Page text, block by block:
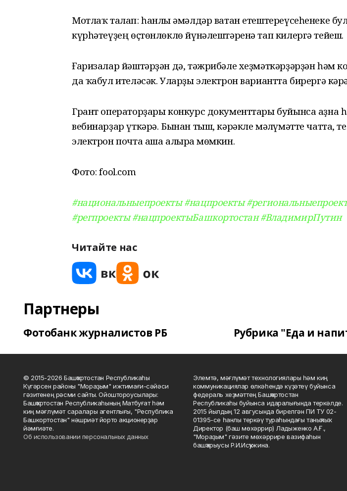
Мотлаҡ талап: һанлы ғәмәлдәр ватан етештереүсеһенеке
күрһәтеүҙең өҫтөнлөклө йүнәлештәренә тап килергә тейеш.
Ғаризалар йәштәрҙән дә, тәжрибәле хеҙмәткәрҙәрҙән һәм
да ҡабул ителәсәк. Уларҙы электрон вариантта бирергә
Грант операторҙары конкурс документтары буйынса аҙна
вебинарҙар үткәрә. Бынан тыш, кәрәкле мәғлүмәтте чатта,
электрон почта аша алырға мөмкин.
Фото: fool.com
#национальныепроекты #нацпроекты
#регпроекты #нацпроектыБашкортостан #ВладимирПутин
Читайте нас
Партнеры
Фотобанк журналистов РБ Рубрика "Еда и
© 2015-2026 Башҡортостан Республикаһы
Күгәрсен районы "Мораҙым" ижтимағи-сәйәси
гәзитенең рәсми сайты. Ойоштороусылары:
Башҡортостан Республикаһының Матбуғат һәм
киң мәғлүмәт саралары агентлығы, "Республика
Башкортостан" нәшриәт йорто акционерҙар
йәмғиәте.
Об использовании персональных данных
Элемтә, мәғлүмәт технологиялары һәм киң
коммуникациялар өлкәһендә күҙәтеү буйынса
федераль хеҙмәттең Башҡортостан
Республикаһы буйынса идаралығында теркәлде.
2015 йылдың 12 авгусында бирелгән ПИ ТУ 02-
01395-се һанлы теркәү тураһындағы таныҡлыҡ.
Директор (баш мөхәррир) Ладыженко А.Ғ.,
"Мораҙым" гәзите мөхәррире вазифаһын
башҡарыусы Р.И.Исҡужина.